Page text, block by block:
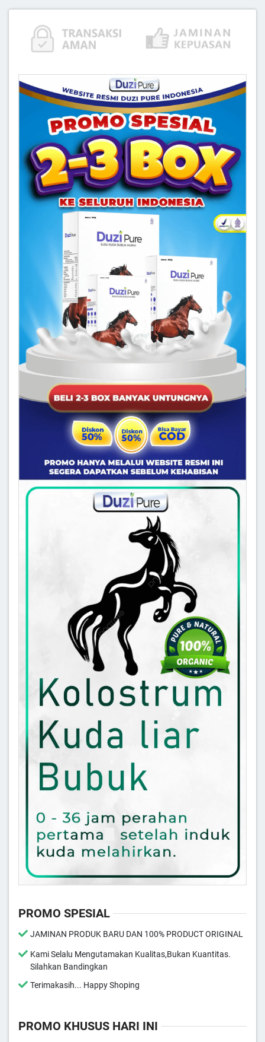
PROMO SPESIAL
JAMINAN PRODUK BARU DAN 100% PRODUCT ORIGINAL
Kami Selalu Mengutamakan Kualitas,Bukan Kuantitas.
Silahkan Bandingkan
Terimakasih... Happy Shoping
PROMO KHUSUS HARI INI